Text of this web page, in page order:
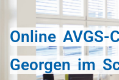
Online AVGS-
Georgen im